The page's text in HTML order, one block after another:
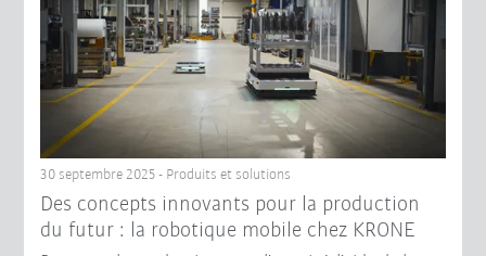
30 septembre 2025 - Produits et solutions
Des concepts innovants pour la production
du futur : la robotique mobile chez KRONE